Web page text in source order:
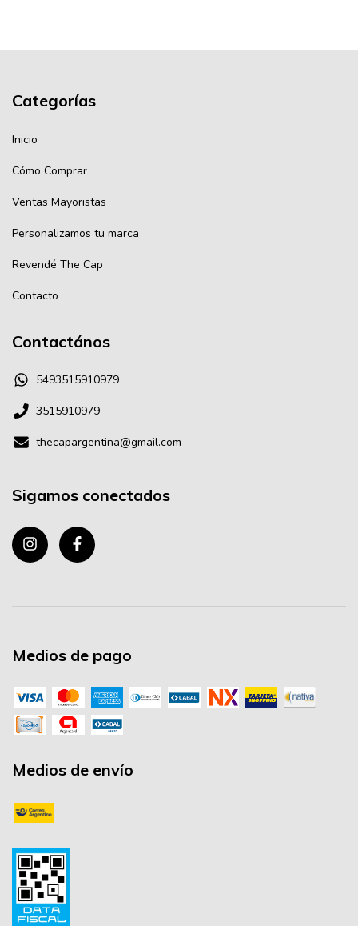
Categorías
Inicio
Cómo Comprar
Ventas Mayoristas
Personalizamos tu marca
Revendé The Cap
Contacto
Contactános
5493515910979
3515910979
thecapargentina@gmail.com
Sigamos conectados
Medios de pago
Medios de envío